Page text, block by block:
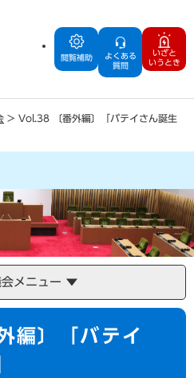
閲覧補助
よくある
質問
いざと
いうとき
> Vol.38 〔番外編〕「バテイさん誕生
メニュー
〕「バテイ